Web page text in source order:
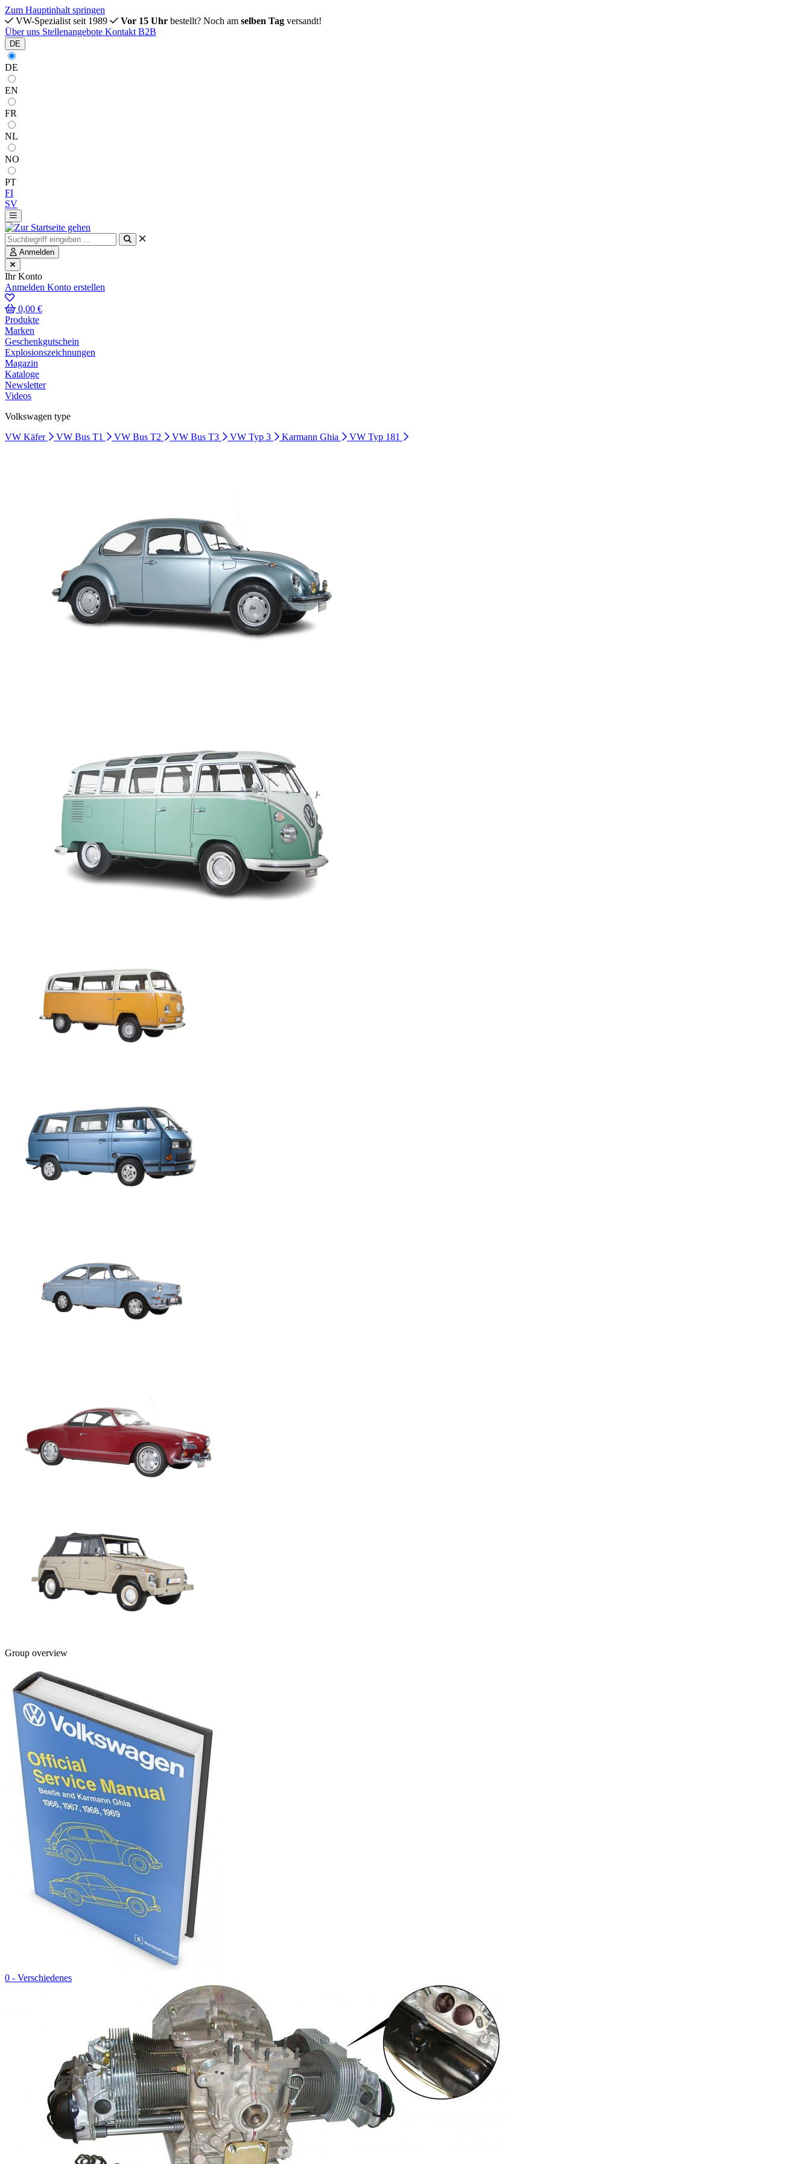
Zum Hauptinhalt springen
VW-Spezialist seit 1989
Vor 15 Uhr bestellt? Noch am selben Tag versandt!
Über uns Stellenangebote Kontakt B2B
DE
DE
EN
FR
NL
NO
PT
FI
SV
Anmelden
Ihr Konto
Anmelden Konto erstellen
0,00 €
Produkte
Marken
Geschenkgutschein
Explosionszeichnungen
Magazin
Kataloge
Newsletter
Videos
Volkswagen type
VW Käfer
VW Bus T1 VW Bus T2 VW Bus T3 VW Typ 3 Karmann Ghia VW Typ 181
Group overview
0 - Verschiedenes